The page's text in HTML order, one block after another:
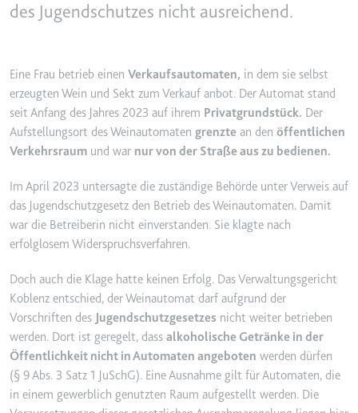
Zweck:
Wird verwendet, um Daten zu
zu senden. Erfasst den Besucher
über Geräte und Marketingkanäle
hinweg.
Ablauf:
2 Jahre
Typ:
HTTP-Cookie
Anbieter:
smartlaw.de
Google Analytics über das Gerät
und das Verhalten des Besuchers
zu senden. Erfasst den Besucher
über Geräte und Marketingkanäle
hinweg.
Ablauf:
2 Jahre
Typ:
HTTP-Cookie
YouTube-Videos zu schätzen.
Typ:
HTTP-Cookie
YSC
youtube.com
Statistiken der Videos von
YouTube, die der Benutzer
gesehen hat, zu behalten.
Ablauf:
Sitzung
Typ:
HTTP-Cookie
des Jugendschutzes nicht ausreichend.
Eine Frau betrieb einen Verkaufsautomaten, in dem sie selbst
erzeugten Wein und Sekt zum Verkauf anbot. Der Automat stand
seit Anfang des Jahres 2023 auf ihrem Privatgrundstück. Der
Aufstellungsort des Weinautomaten grenzte an den öffentlichen
Verkehrsraum und war nur von der Straße aus zu bedienen.
Im April 2023 untersagte die zuständige Behörde unter Verweis auf
das Jugendschutzgesetz den Betrieb des Weinautomaten. Damit
war die Betreiberin nicht einverstanden. Sie klagte nach
erfolglosem Widerspruchsverfahren.
Doch auch die Klage hatte keinen Erfolg. Das Verwaltungsgericht
Koblenz entschied, der Weinautomat darf aufgrund der
Vorschriften des Jugendschutzgesetzes nicht weiter betrieben
werden. Dort ist geregelt, dass alkoholische Getränke in der
Öffentlichkeit nicht in Automaten angeboten werden dürfen
(§ 9 Abs. 3 Satz 1 JuSchG). Eine Ausnahme gilt für Automaten, die
in einem gewerblich genutzten Raum aufgestellt werden. Die